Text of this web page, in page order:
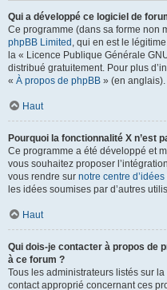
Qui a développé ce logiciel de
Ce programme (dans sa forme non
phpBB Limited , qui en est le
la « Licence Publique Générale
distribué gratuitement. Pour plus
« À propos de phpBB » (en anglais).
Haut
Pourquoi la fonctionnalité X n’est
Ce programme a été développé et
vous souhaitez proposer
vous rendre sur notre centre d’idées
les idées soumises par d’autres
Haut
Qui dois-je contacter à propos de
à ce forum ?
Tous les administrateurs listés sur
contact approprié concernant ces